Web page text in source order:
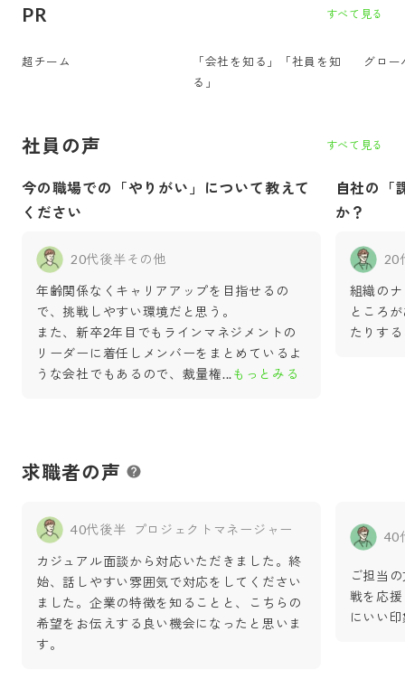
PR すべて見る
超チーム
「会社を知る」「社員を知
る」
グロ
社員の声 すべて見る
今の職場での「やりがい」について教えて
ください
20代後半その他
年齢関係なくキャリアアップを目指せるの
で、挑戦しやすい環境だと思う。
また、新卒2年目でもラインマネジメントの
リーダーに着任しメンバーをまとめているよ
うな会社でもあるので、裁量権...もっとみる
自社の「
か？
20
組織の
ところ
たりす
求職者の声
40代後半 プロジェクトマネージャー
カジュアル面談から対応いただきました。終
始、話しやすい雰囲気で対応をしてください
ました。企業の特徴を知ることと、こちらの
希望をお伝えする良い機会になったと思いま
す。
40
ご担当
戦を応
にいい